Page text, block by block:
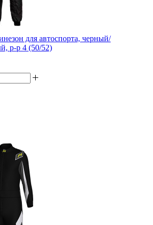
для автоспорта, черный/
р-р 4 (50/52)